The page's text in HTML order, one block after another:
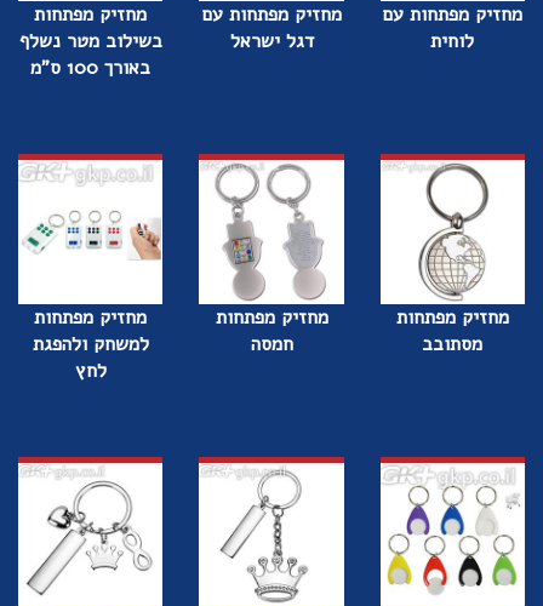
מחזיק מפתחות עם
לוחית
מחזיק מפתחות עם
דגל ישראל
מחזיק מפתחות
בשילוב מטר נשלף
באורך 100 ס"מ
מחזיק מפתחות
מסתובב
מחזיק מפתחות
חמסה
מחזיק מפתחות
למשחק ולהפגת
לחץ